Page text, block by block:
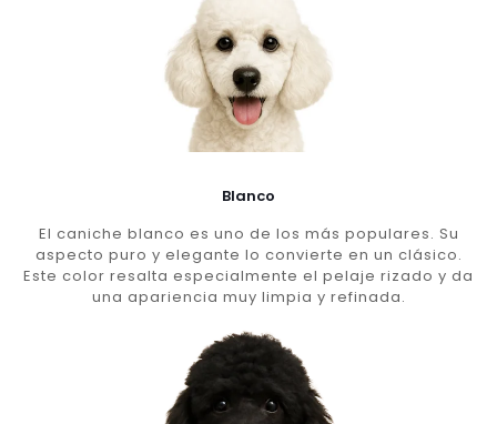
Blanco
El caniche blanco es uno de los más populares. Su
aspecto puro y elegante lo convierte en un clásico.
Este color resalta especialmente el pelaje rizado y da
una apariencia muy limpia y refinada.